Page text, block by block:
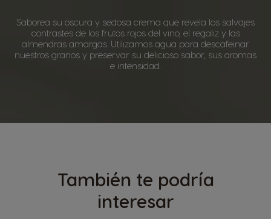
Saborea su oscura y sedosa crema que revela los salvajes
contrastes de los frutos rojos del vino, el regaliz y las
almendras amargas. Utilizamos agua para descafeinar
nuestros granos y preservar su delicioso sabor, sus aromas
e intensidad.
También te podría
interesar